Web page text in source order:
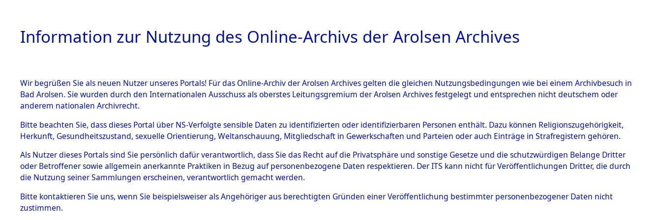
HOME BESTANDSBESCHREIBUNG PERSONENINDEX PERSON
BESTÄNDE
Inhaftierungsdoku
mente
1.2.9 Beim ITS
verwahrte
1.2.9.1
Effekten aus
3AktenfürHAMMERSKI, ANTON
HAMMERSKI, ANTON
geb. 11. Mai 1905
Land
Polen
Information zur Nutzung des Online-Archivs der Arolsen Archives
Wir begrüßen Sie als neuen Nutzer unseres Portals! Für das Online-Archiv der Arolsen Archives gelten die gleichen Nutzungsbedingungen wie bei einem Archivbesuch in
Bad Arolsen. Sie wurden durch den Internationalen Ausschuss als oberstes Leitungsgremium der Arolsen Archives festgelegt und entsprechen nicht deutschem oder
anderem nationalen Archivrecht.
Bitte beachten Sie, dass dieses Portal über NS-Verfolgte sensible Daten zu identifizierten oder identifizierbaren Personen enthält. Dazu können Religionszugehörigkeit,
Herkunft, Gesundheitszustand, sexuelle Orientierung, Weltanschauung, Mitgliedschaft in Gewerkschaften und Parteien oder auch Einträge in Strafregistern gehören.
Als Nutzer dieses Portals sind Sie persönlich dafür verantwortlich, dass Sie das Recht auf die Privatsphäre und sonstige Gesetze und die schutzwürdigen Belange Dritter
oder Betroffener sowie allgemein anerkannte Praktiken in Bezug auf personenbezogene Daten respektieren. Der ITS kann nicht für Veröffentlichungen Dritter, die durch
die Nutzung seiner Sammlungen erscheinen, verantwortlich gemacht werden.
Bitte kontaktieren Sie uns, wenn Sie beispielsweiser als Angehöriger aus berechtigten Gründen einer Veröffentlichung bestimmter personenbezogener Daten nicht
zustimmen.